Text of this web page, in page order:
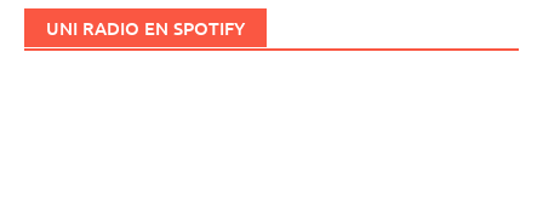
UNI RADIO EN SPOTIFY